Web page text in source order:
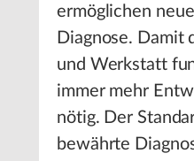
ermöglichen
Diagnose. Damit
und Werkstatt
immer mehr
nötig. Der
bewährte